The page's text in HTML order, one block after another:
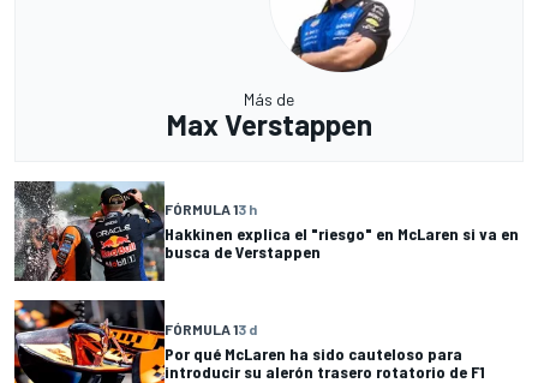
Más de
Max Verstappen
FÓRMULA 13 h
Hakkinen explica el "riesgo" en McLaren si va en
busca de Verstappen
FÓRMULA 13 d
Por qué McLaren ha sido cauteloso para
introducir su alerón trasero rotatorio de F1